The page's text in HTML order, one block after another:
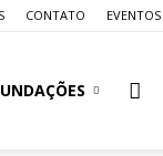
CONTATO EVENTOS